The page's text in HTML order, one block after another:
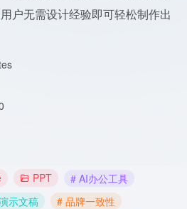
户无需设计经验即可轻松制作出
PPT
# AI办公工具
示文稿
# 品牌一致性